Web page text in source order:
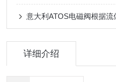
意大利ATOS电磁阀根据流
详细介绍